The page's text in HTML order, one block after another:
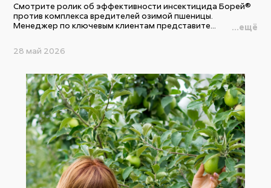
Смотрите ролик об эффективности инсектицида Борей®
против комплекса вредителей озимой пшеницы.
Менеджер по ключевым клиентам представите...
...ещё
28 май 2026